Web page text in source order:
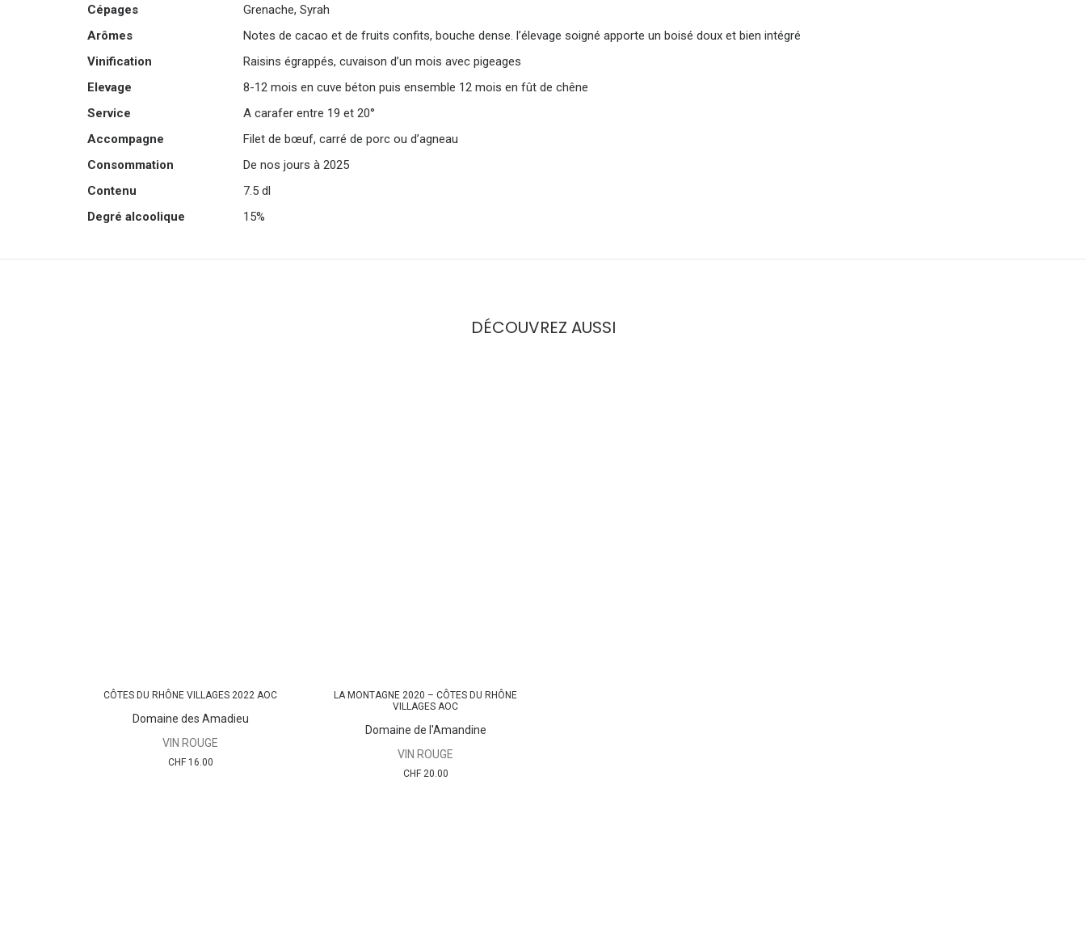
Cépages
Grenache, Syrah
Arômes
Notes de cacao et de fruits confits, bouche dense. l’élevage soigné apporte un boisé doux et bien intégré
Vinification
Raisins égrappés, cuvaison d’un mois avec pigeages
Elevage
8-12 mois en cuve béton puis ensemble 12 mois en fût de chêne
Service
A carafer entre 19 et 20°
Accompagne
Filet de bœuf, carré de porc ou d’agneau
Consommation
De nos jours à 2025
Contenu
7.5 dl
Degré alcoolique
15%
DÉCOUVREZ AUSSI
CÔTES DU RHÔNE VILLAGES 2022 AOC
Domaine des Amadieu
VIN ROUGE
CHF16.00
AJOUTER AU PANIER
LA MONTAGNE 2020 – CÔTES DU RHÔNE
VILLAGES AOC
Domaine de l'Amandine
VIN ROUGE
CHF20.00